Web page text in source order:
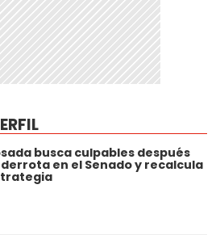
busca culpables después
derrota en el Senado y recalcula